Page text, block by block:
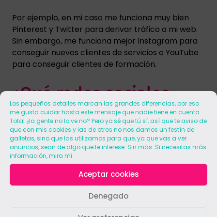
Los pequeños detalles marcan las grandes diferencias, por eso
me gusta cuidar hasta este mensaje que nadie tiene en cuenta.
Total ¿la gente no lo ve no? Pero yo sé que tú sí, así que te aviso de
que con mis cookies y las de otros no nos damos un festín de
galletas, sino que las utilizamos para que, ya que vas a ver
anuncios, sean de algo que te interese. Sin más. Si necesitas más
información, mira mi
Aceptar cookies
Denegado
Por ejemplo, en mi caso me funciona muy bien
Pinterest y Twitter para derivar tráfico a mi web.
Sin embargo, me funciona mejor Instagram para
conseguir nuevos clientes de servicios o YouTube
para conseguir clientes de formación.
¿Qué redes sociales
estás trabajando ya?
Lo ideal es hacerte estas preguntas antes de
entrar en el mundo de las redes sociales, pero si
ya tienes presencia en alguna red social y has
creado comunidad (que no es lo mismo que
conseguir seguidores, sino que son seguidores
realmente comprometidos con la marca), no